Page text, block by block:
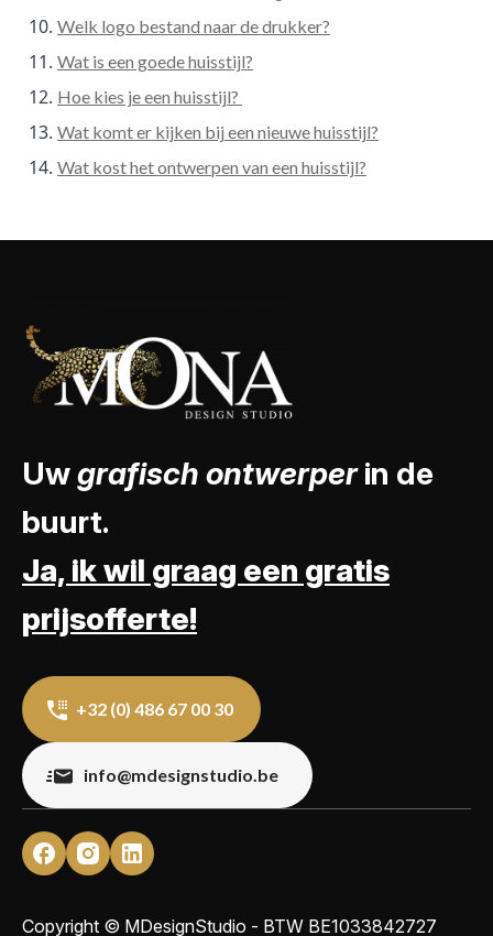
Welk logo bestand naar de drukker?
Wat is een goede huisstijl?
Hoe kies je een huisstijl?
Wat komt er kijken bij een nieuwe huisstijl?
Wat kost het ontwerpen van een huisstijl?
Uwgrafisch ontwerperin de
buurt.
Ja, ik wil graag een gratis
prijsofferte!
+32 (0) 486 67 00 30
info@mdesignstudio.be
Copyright © MDesignStudio - BTW BE1033842727